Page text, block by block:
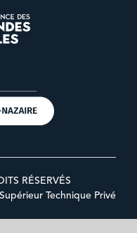
RÉSERVÉS
Technique Privé